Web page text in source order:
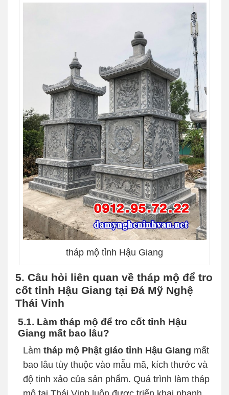
tháp mộ tỉnh Hậu Giang
5. Câu hỏi liên quan về tháp mộ để tro
cốt tỉnh Hậu Giang tại Đá Mỹ Nghệ
Thái Vinh
5.1. Làm tháp mộ để tro cốt tỉnh Hậu
Giang mất bao lâu?
Làm tháp mộ Phật giáo tỉnh Hậu Giang mất
bao lâu tùy thuộc vào mẫu mã, kích thước và
độ tinh xảo của sản phẩm. Quá trình làm tháp